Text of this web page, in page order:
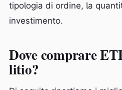
tipologia di ordine, la
investimento.
Dove comprare
litio?